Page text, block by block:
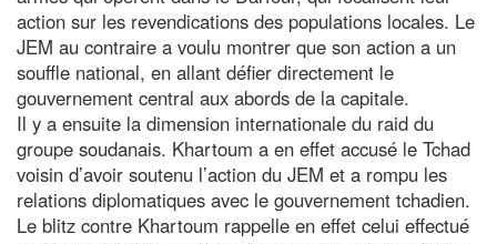
action sur les revendications des populations locales. Le
JEM au contraire a voulu montrer que son action a un
souffle national, en allant défier directement le
gouvernement central aux abords de la capitale.
Il y a ensuite la dimension internationale du raid du
groupe soudanais. Khartoum a en effet accusé le Tchad
voisin d’avoir soutenu l’action du JEM et a rompu les
relations diplomatiques avec le gouvernement tchadien.
Le blitz contre Khartoum rappelle en effet celui effectué